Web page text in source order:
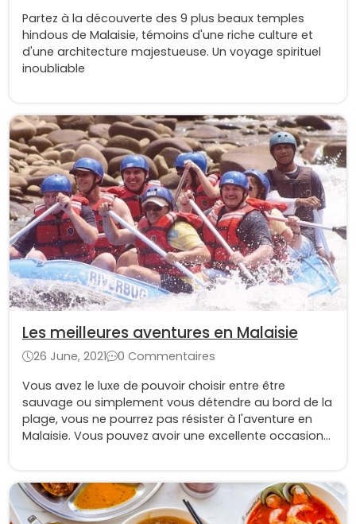
Partez à la découverte des 9 plus beaux temples
hindous de Malaisie, témoins d'une riche culture et
d'une architecture majestueuse. Un voyage spirituel
inoubliable
Les meilleures aventures en Malaisie
26 June, 2021
0 Commentaires
Vous avez le luxe de pouvoir choisir entre être
sauvage ou simplement vous détendre au bord de la
plage, vous ne pourrez pas résister à l'aventure en
Malaisie. Vous pouvez avoir une excellente occasion
d'explorer les zones non protégées du Sarawak.